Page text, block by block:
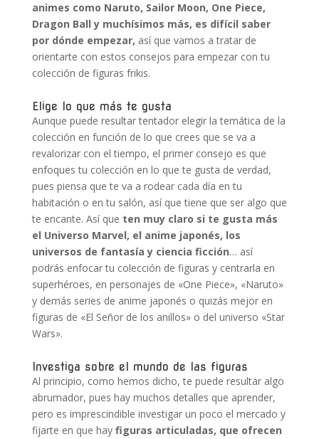
animes como Naruto, Sailor Moon, One Piece,
Dragon Ball y muchísimos más, es difícil saber
por dónde empezar, así que vamos a tratar de
orientarte con estos consejos para empezar con tu
colección de figuras frikis.
Elige lo que más te gusta
Aunque puede resultar tentador elegir la temática de la
colección en función de lo que crees que se va a
revalorizar con el tiempo, el primer consejo es que
enfoques tu colección en lo que te gusta de verdad,
pues piensa que te va a rodear cada día en tu
habitación o en tu salón, así que tiene que ser algo que
te encante. Así que ten muy claro si te gusta más
el Universo Marvel, el anime japonés, los
universos de fantasía y ciencia ficción… así
podrás enfocar tu colección de figuras y centrarla en
superhéroes, en personajes de «One Piece», «Naruto»
y demás series de anime japonés o quizás mejor en
figuras de «El Señor de los anillos» o del universo «Star
Wars».
Investiga sobre el mundo de las figuras
Al principio, como hemos dicho, te puede resultar algo
abrumador, pues hay muchos detalles que aprender,
pero es imprescindible investigar un poco el mercado y
fijarte en que hay figuras articuladas, que ofrecen